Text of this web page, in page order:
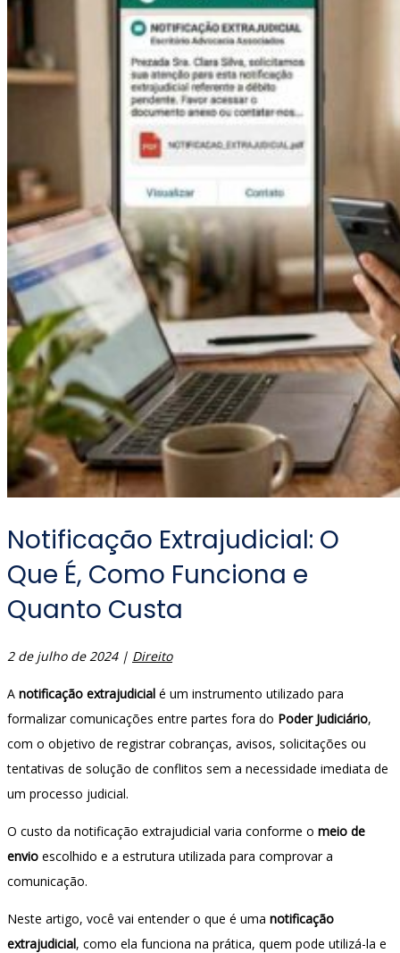
Notificação Extrajudicial: O
Que É, Como Funciona e
Quanto Custa
2 de julho de 2024| Direito
A notificação extrajudicial é um instrumento utilizado para
formalizar comunicações entre partes fora do Poder Judiciário,
com o objetivo de registrar cobranças, avisos, solicitações ou
tentativas de solução de conflitos sem a necessidade imediata de
um processo judicial.
O custo da notificação extrajudicial varia conforme o meio de
envio escolhido e a estrutura utilizada para comprovar a
comunicação.
Neste artigo, você vai entender o que é uma notificação
extrajudicial, como ela funciona na prática, quem pode utilizá-la e